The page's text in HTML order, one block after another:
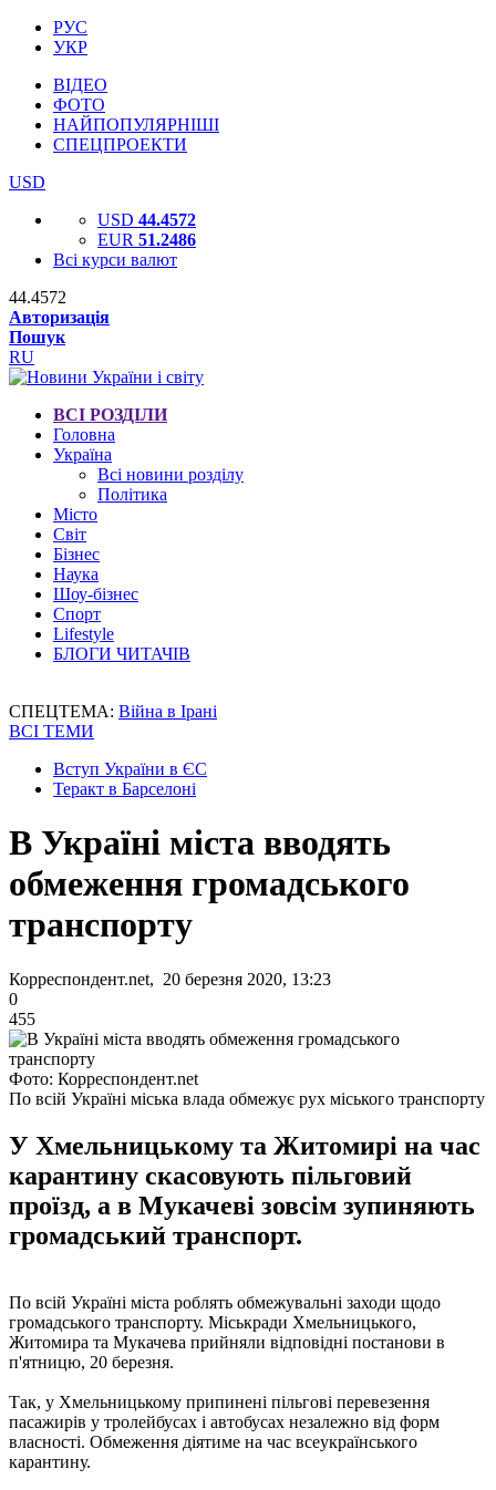
РУС
УКР
ВІДЕО
ФОТО
НАЙПОПУЛЯРНІШІ
СПЕЦПРОЕКТИ
USD
USD 44.4572
EUR 51.2486
Всі курси валют
44.4572
Авторизація
Пошук
RU
ВСІ РОЗДІЛИ
Головна
Україна
Всі новини розділу
Політика
Місто
Світ
Бізнес
Наука
Шоу-бізнес
Спорт
Lifestyle
БЛОГИ ЧИТАЧІВ
СПЕЦТЕМА: Війна в Ірані
ВСІ ТЕМИ
Вступ України в ЄС
Теракт в Барселоні
В Україні міста вводять
обмеження громадського
транспорту
Корреспондент.net, 20 березня 2020, 13:23
0
455
Фото: Корреспондент.net
По всій Україні міська влада обмежує рух міського транспорту
У Хмельницькому та Житомирі на час
карантину скасовують пільговий
проїзд, а в Мукачеві зовсім зупиняють
громадський транспорт.
По всій Україні міста роблять обмежувальні заходи щодо
громадського транспорту. Міськради Хмельницького,
Житомира та Мукачева прийняли відповідні постанови в
п'ятницю, 20 березня.
Так, у Хмельницькому припинені пільгові перевезення
пасажирів у тролейбусах і автобусах незалежно від форм
власності. Обмеження діятиме на час всеукраїнського
карантину.